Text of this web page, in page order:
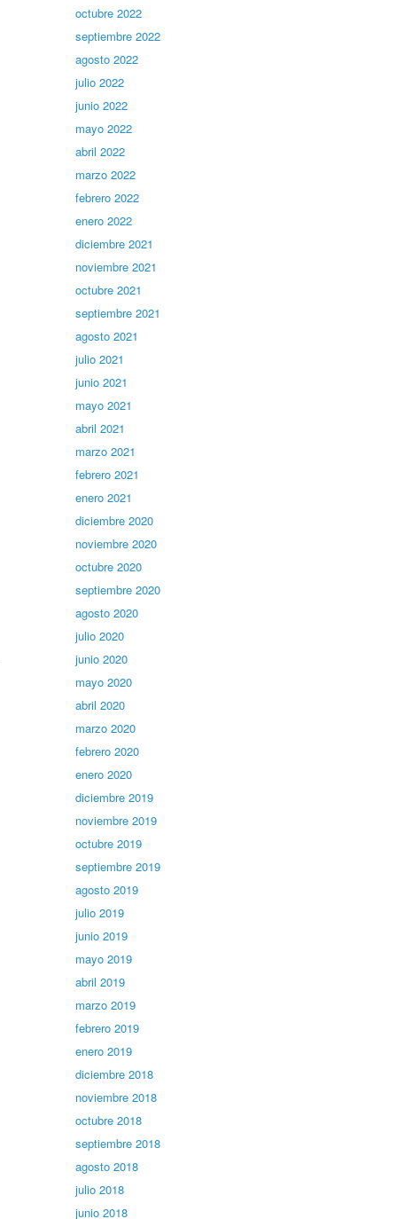
octubre 2022
septiembre 2022
agosto 2022
julio 2022
junio 2022
mayo 2022
abril 2022
marzo 2022
febrero 2022
enero 2022
diciembre 2021
noviembre 2021
octubre 2021
septiembre 2021
agosto 2021
julio 2021
junio 2021
mayo 2021
abril 2021
marzo 2021
febrero 2021
enero 2021
diciembre 2020
noviembre 2020
octubre 2020
septiembre 2020
agosto 2020
julio 2020
junio 2020
mayo 2020
abril 2020
marzo 2020
febrero 2020
enero 2020
diciembre 2019
noviembre 2019
octubre 2019
septiembre 2019
agosto 2019
julio 2019
junio 2019
mayo 2019
abril 2019
marzo 2019
febrero 2019
enero 2019
diciembre 2018
noviembre 2018
octubre 2018
septiembre 2018
agosto 2018
julio 2018
junio 2018